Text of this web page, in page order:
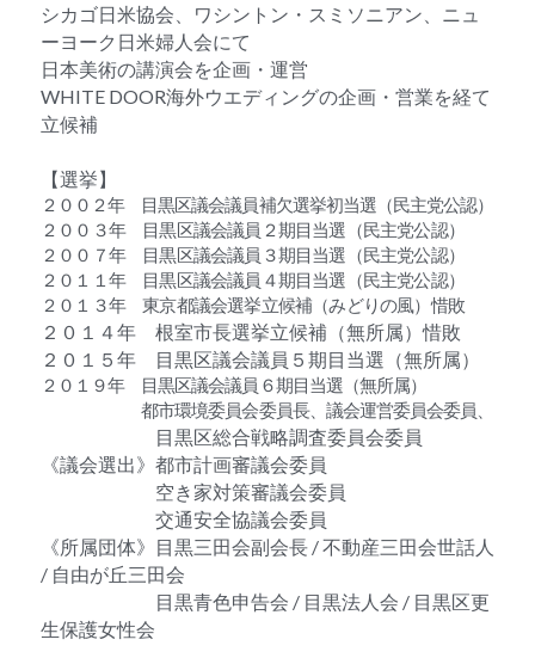
シカゴ日米協会、ワシントン・スミソニアン、ニュ
ーヨーク日米婦人会にて
日本美術の講演会を企画・運営
WHITE DOOR海外ウエディングの企画・営業を経て
立候補
【選挙】
２００２年　目黒区議会議員補欠選挙初当選（民主党公認）
２００３年　目黒区議会議員２期目当選（民主党公認）
２００７年　目黒区議会議員３期目当選（民主党公認）
２０１１年　目黒区議会議員４期目当選（民主党公認）
２０１３年　東京都議会選挙立候補（みどりの風）惜敗
２０１４年　根室市長選挙立候補（無所属）惜敗
２０１５年　目黒区議会議員５期目当選（無所属）
２０１９年　目黒区議会議員６期目当選（無所属）
都市環境委員会委員長、議会運営委員会委員、
目黒区総合戦略調査委員会委員
《議会選出》都市計画審議会委員
空き家対策審議会委員
交通安全協議会委員
《所属団体》目黒三田会副会長 / 不動産三田会世話人
/ 自由が丘三田会
目黒青色申告会 / 目黒法人会 / 目黒区更
生保護女性会